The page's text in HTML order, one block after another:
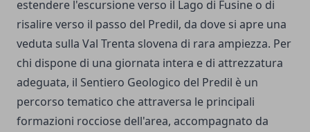
estendere l'escursione verso il Lago di Fusine o di
risalire verso il passo del Predil, da dove si apre una
veduta sulla Val Trenta slovena di rara ampiezza. Per
chi dispone di una giornata intera e di attrezzatura
adeguata, il Sentiero Geologico del Predil è un
percorso tematico che attraversa le principali
formazioni rocciose dell'area, accompagnato da